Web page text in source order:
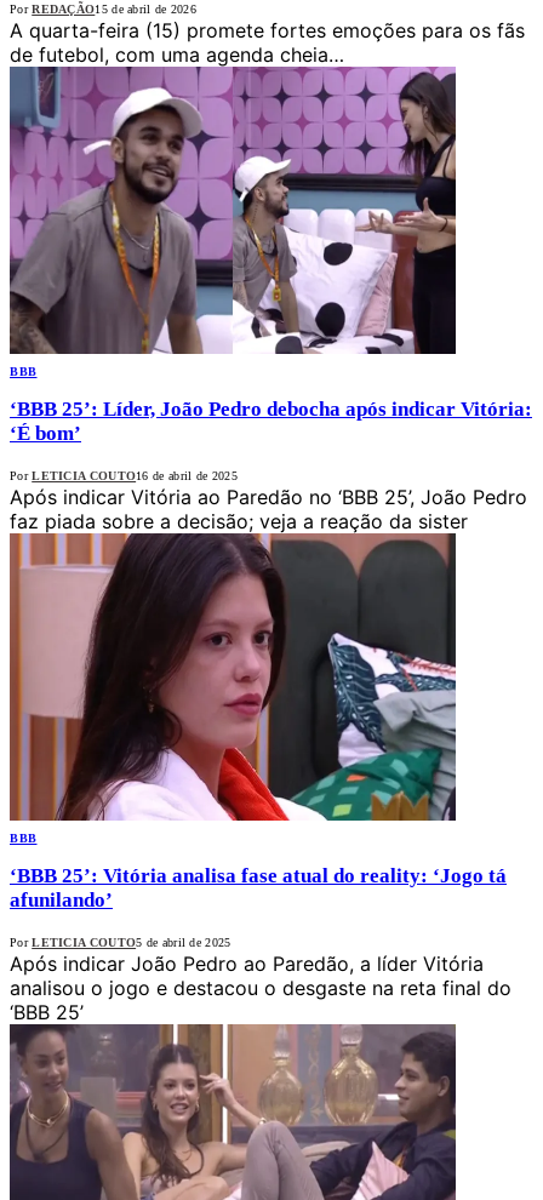
Por REDAÇÃO15 de abril de 2026
A quarta-feira (15) promete fortes emoções para os fãs
de futebol, com uma agenda cheia…
BBB
‘BBB 25’: Líder, João Pedro debocha após indicar Vitória:
‘É bom’
Por LETICIA COUTO16 de abril de 2025
Após indicar Vitória ao Paredão no ‘BBB 25’, João Pedro
faz piada sobre a decisão; veja a reação da sister
BBB
‘BBB 25’: Vitória analisa fase atual do reality: ‘Jogo tá
afunilando’
Por LETICIA COUTO5 de abril de 2025
Após indicar João Pedro ao Paredão, a líder Vitória
analisou o jogo e destacou o desgaste na reta final do
‘BBB 25’